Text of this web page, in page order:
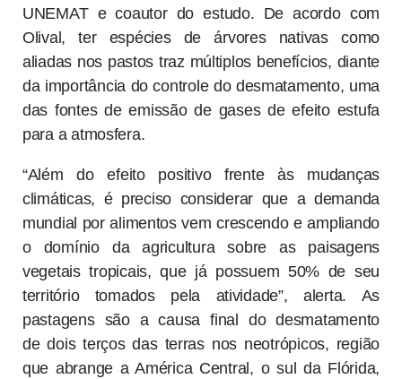
UNEMAT e coautor do estudo. De acordo com
Olival, ter espécies de árvores nativas como
aliadas nos pastos traz múltiplos benefícios, diante
da importância do controle do desmatamento, uma
das fontes de emissão de gases de efeito estufa
para a atmosfera.
“Além do efeito positivo frente às mudanças
climáticas, é preciso considerar que a demanda
mundial por alimentos vem crescendo e ampliando
o domínio da agricultura sobre as paisagens
vegetais tropicais, que já possuem 50% de seu
território tomados pela atividade”, alerta. As
pastagens são a causa final do desmatamento
de dois terços das terras nos neotrópicos, região
que abrange a América Central, o sul da Flórida,